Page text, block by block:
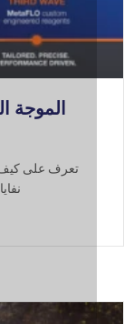
الموجة
تعرف على كيف
نفايات